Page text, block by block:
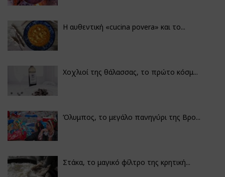
Η αυθεντική «cucina povera» και το...
Χοχλιοί της θάλασσας, το πρώτο κόσμ...
Όλυμπος, το μεγάλο πανηγύρι της Βρο...
Στάκα, το μαγικό φίλτρο της κρητική...